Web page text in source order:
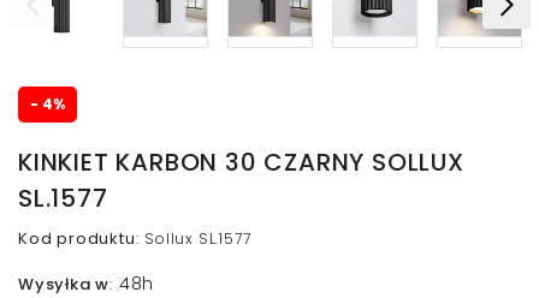
- 4%
KINKIET KARBON 30 CZARNY SOLLUX
SL.1577
Kod produktu: Sollux SL.1577
Wysyłka w: 48h